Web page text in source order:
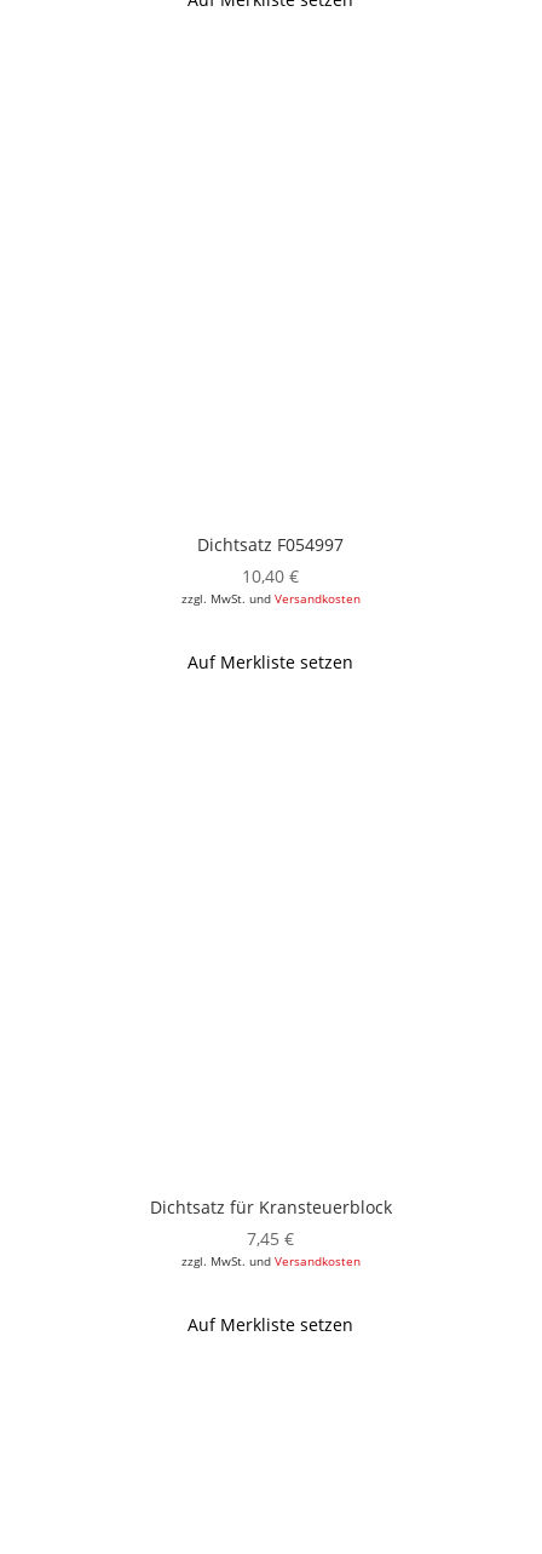
Dichtsatz F054997
10,40€
zzgl. MwSt. und Versandkosten
Auf Merkliste setzen
Dichtsatz für Kransteuerblock
7,45€
zzgl. MwSt. und Versandkosten
Auf Merkliste setzen